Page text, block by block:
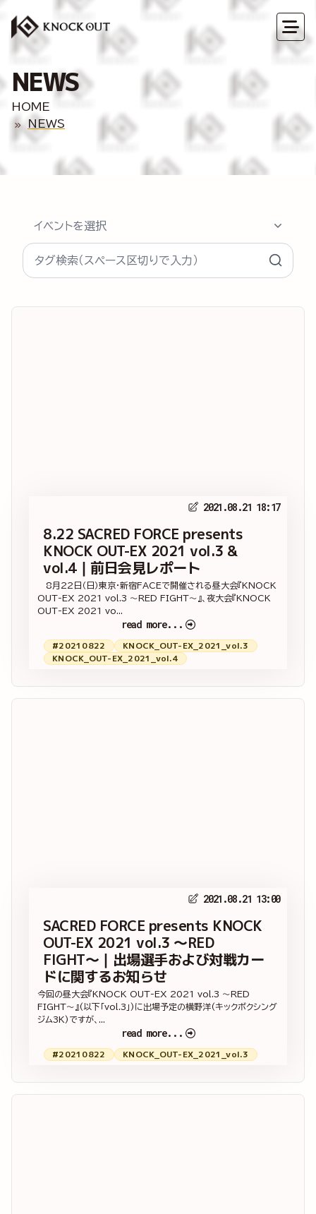
NEWS
HOME
NEWS
イベントを選択
タグ検索
2021.08.21 18:17
8.22 SACRED FORCE presents
KNOCK OUT-EX 2021 vol.3 &
vol.4｜前日会見レポート
8月22日（日）東京・新宿FACEで開催される昼大会『KNOCK
OUT-EX 2021 vol.3 ～RED FIGHT～』、夜大会『KNOCK
OUT-EX 2021 vo...
read more...
#20210822
KNOCK_OUT-EX_2021_vol.3
KNOCK_OUT-EX_2021_vol.4
2021.08.21 13:00
SACRED FORCE presents KNOCK
OUT-EX 2021 vol.3 〜RED
FIGHT〜｜出場選手および対戦カー
ドに関するお知らせ
今回の昼大会『KNOCK OUT-EX 2021 vol.3 ～RED
FIGHT～』(以下「vol.3」)に出場予定の横野洋(キックボクシング
ジム3K)ですが、...
read more...
#20210822 KNOCK_OUT-EX_2021_vol.3